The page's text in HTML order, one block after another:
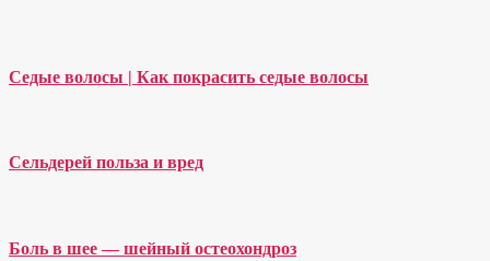
Седые волосы | Как покрасить седые волосы
Сельдерей польза и вред
Боль в шее — шейный остеохондроз